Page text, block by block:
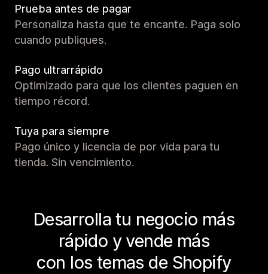
Prueba antes de pagar
Personaliza hasta que te encante. Paga solo
cuando publiques.
Pago ultrarrápido
Optimizado para que los clientes paguen en
tiempo récord.
Tuya para siempre
Pago único y licencia de por vida para tu
tienda. Sin vencimiento.
Desarrolla tu negocio más
rápido y vende más
con los temas de Shopify